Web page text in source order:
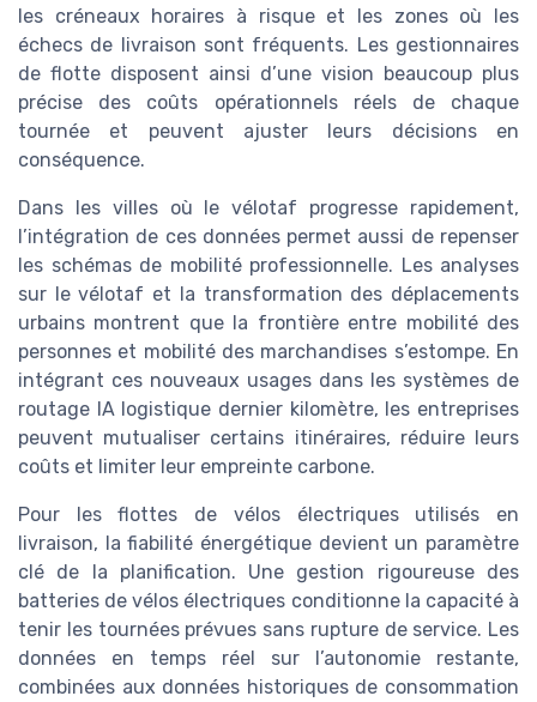
les créneaux horaires à risque et les zones où les
échecs de livraison sont fréquents. Les gestionnaires
de flotte disposent ainsi d’une vision beaucoup plus
précise des coûts opérationnels réels de chaque
tournée et peuvent ajuster leurs décisions en
conséquence.
Dans les villes où le vélotaf progresse rapidement,
l’intégration de ces données permet aussi de repenser
les schémas de mobilité professionnelle. Les analyses
sur le vélotaf et la transformation des déplacements
urbains montrent que la frontière entre mobilité des
personnes et mobilité des marchandises s’estompe. En
intégrant ces nouveaux usages dans les systèmes de
routage IA logistique dernier kilomètre, les entreprises
peuvent mutualiser certains itinéraires, réduire leurs
coûts et limiter leur empreinte carbone.
Pour les flottes de vélos électriques utilisés en
livraison, la fiabilité énergétique devient un paramètre
clé de la planification. Une gestion rigoureuse des
batteries de vélos électriques conditionne la capacité à
tenir les tournées prévues sans rupture de service. Les
données en temps réel sur l’autonomie restante,
combinées aux données historiques de consommation